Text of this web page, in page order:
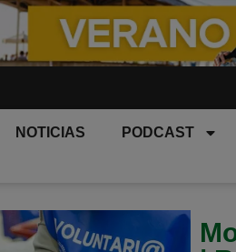
NOTICIAS PODCAST